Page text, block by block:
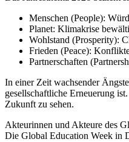
Menschen (People):
Planet: Klimakrise
Wohlstand (Prosperity):
Frieden (Peace):
Partnerschaften
In einer Zeit wachsender
gesellschaftliche Erneuerung
Zukunft zu sehen.
Akteurinnen und Akteure des
Die Global Education Week in